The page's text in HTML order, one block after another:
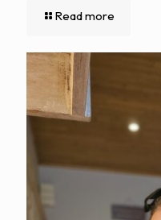
Read more